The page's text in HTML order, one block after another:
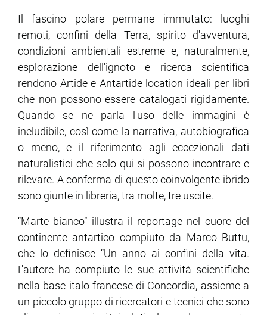
Il fascino polare permane immutato: luoghi
remoti, confini della Terra, spirito d'avventura,
condizioni ambientali estreme e, naturalmente,
esplorazione dell'ignoto e ricerca scientifica
rendono Artide e Antartide location ideali per libri
che non possono essere catalogati rigidamente.
Quando se ne parla l'uso delle immagini è
ineludibile, così come la narrativa, autobiografica
o meno, e il riferimento agli eccezionali dati
naturalistici che solo qui si possono incontrare e
rilevare. A conferma di questo coinvolgente ibrido
sono giunte in libreria, tra molte, tre uscite.
“Marte bianco” illustra il reportage nel cuore del
continente antartico compiuto da Marco Buttu,
che lo definisce “Un anno ai confini della vita.
L'autore ha compiuto le sue attività scientifiche
nella base italo-francese di Concordia, assieme a
un piccolo gruppo di ricercatori e tecnici che sono